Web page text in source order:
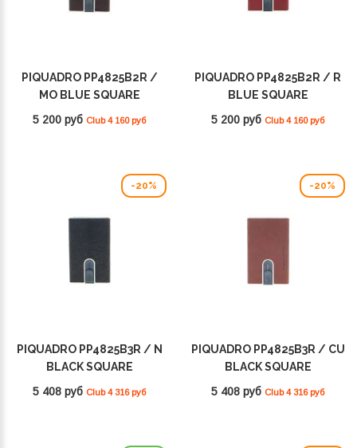
PIQUADRO PP4825B2R /
MO BLUE SQUARE
5 200 руб Club 4 160 руб
PIQUADRO PP4825B2R / R
BLUE SQUARE
5 200 руб Club 4 160 руб
-20%
PIQUADRO PP4825B3R / N
BLACK SQUARE
5 408 руб Club 4 316 руб
-20%
PIQUADRO PP4825B3R / CU
BLACK SQUARE
5 408 руб Club 4 316 руб